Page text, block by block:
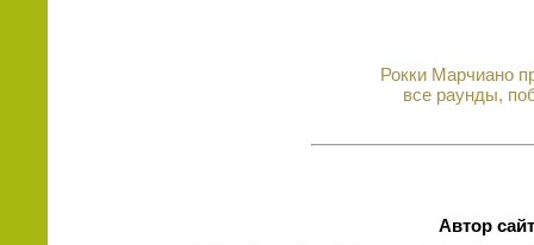
Рокки Марчиано
все раунды,
Автор